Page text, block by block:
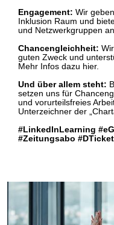
Engagement: Wir
Inklusion Raum und
und Netzwerkgruppen
Chancengleichheit:
guten Zweck und
Mehr Infos dazu hier.​​
Und über allem steht:
setzen uns für
und vorurteilsfreies
Unterzeichner der
#LinkedInLearning
#Zeitungsabo